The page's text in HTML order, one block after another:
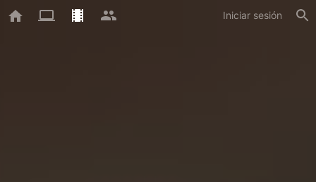
Iniciar sesión